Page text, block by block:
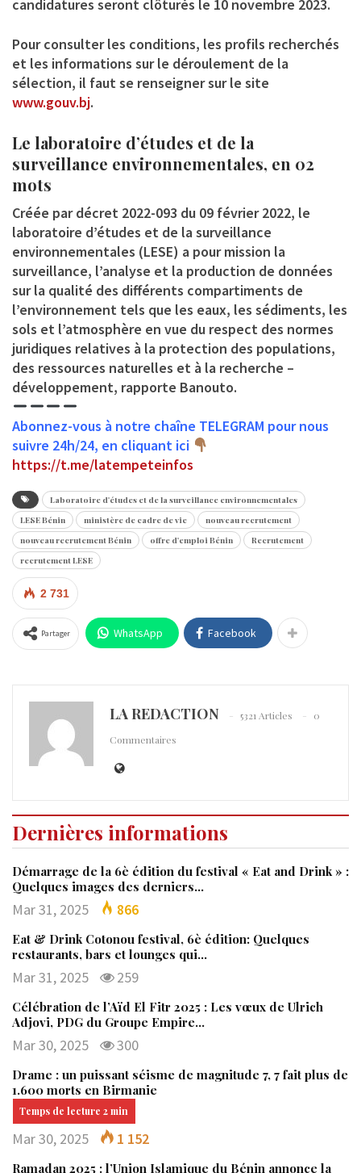
candidatures seront clôturés le 10 novembre 2023.
Pour consulter les conditions, les profils recherchés
et les informations sur le déroulement de la
sélection, il faut se renseigner sur le site
www.gouv.bj.
Le laboratoire d’études et de la
surveillance environnementales, en 02
mots
Créée par décret 2022-093 du 09 février 2022, le
laboratoire d’études et de la surveillance
environnementales (LESE) a pour mission la
surveillance, l’analyse et la production de données
sur la qualité des différents compartiments de
l’environnement tels que les eaux, les sédiments, les
sols et l’atmosphère en vue du respect des normes
juridiques relatives à la protection des populations,
des ressources naturelles et à la recherche –
développement, rapporte Banouto.
Abonnez-vous à notre chaîne TELEGRAM pour nous
suivre 24h/24, en cliquant ici
https://t.me/latempeteinfos
Laboratoire d'études et de la surveillance environnementales
LESE Bénin
ministère de cadre de vie
nouveau recrutement
nouveau recrutement Bénin
offre d'emploi Bénin
Recrutement
recrutement LESE
2 731
Partager WhatsApp Facebook
LA REDACTION 5321 Articles
0
Commentaires
Dernières informations
Démarrage de la 6è édition du festival « Eat and Drink » :
Quelques images des derniers…
Mar 31, 2025 866
Eat & Drink Cotonou festival, 6è édition: Quelques
restaurants, bars et lounges qui…
Mar 31, 2025 259
Célébration de l’Aïd El Fitr 2025 : Les vœux de Ulrich
Adjovi, PDG du Groupe Empire…
Mar 30, 2025 300
Drame : un puissant séisme de magnitude 7, 7 fait plus de
1.600 morts en Birmanie
Mar 30, 2025 1 152
Ramadan 2025 : l’Union Islamique du Bénin annonce la